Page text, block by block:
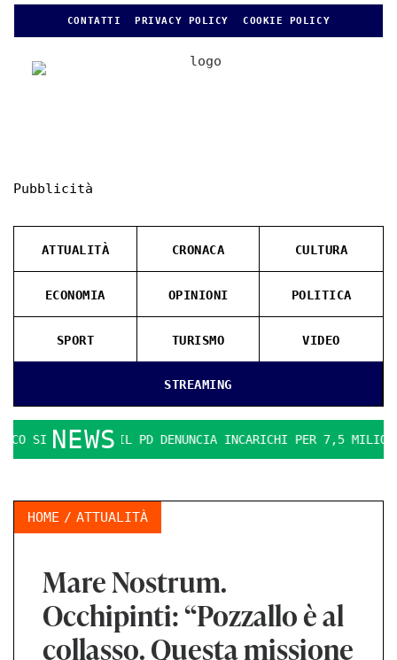
CONTATTI PRIVACY POLICY COOKIE POLICY
Pubblicità
STREAMING
ATTUALITÀ CRONACA CULTURA
ECONOMIA OPINIONI POLITICA
SPORT TURISMO VIDEO
NEWS
SI FA DURO. IL PD DENUNCIA INCARICHI PER 7,5 MILIONI
HOME ATTUALITÀ
Mare Nostrum.
Occhipinti: “Pozzallo è al
collasso. Questa missione